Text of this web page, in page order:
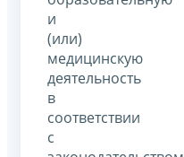
и
(или)
медицинскую
деятельность
в
соответствии
с